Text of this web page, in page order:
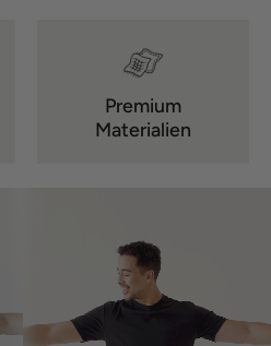
Premium
Materialien